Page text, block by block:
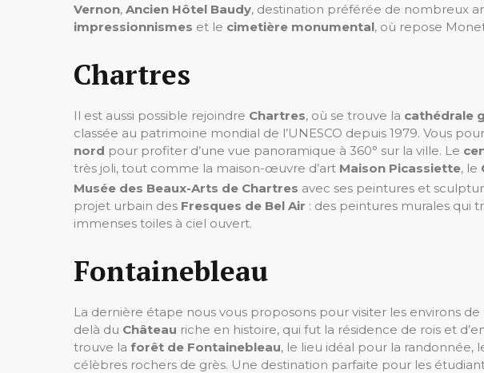
Vernon, Ancien Hôtel Baudy, destination préférée de nombreux
impressionnismes et le cimetière monumental, où repose
Chartres
Il est aussi possible rejoindre Chartres, où se trouve la cathédrale
classée au patrimoine mondial de l’UNESCO depuis 1979. Vous
nord pour profiter d’une vue panoramique à 360° sur la ville. Le
très joli, tout comme la maison-œuvre d’art Maison Picassiette, le
Musée des Beaux-Arts de Chartres avec ses peintures et
projet urbain des Fresques de Bel Air : des peintures murales qui
immenses toiles à ciel ouvert.
Fontainebleau
La dernière étape nous vous proposons pour visiter les environs de
delà du Château riche en histoire, qui fut la résidence de rois et
trouve la forêt de Fontainebleau, le lieu idéal pour la randonnée,
célèbres rochers de grès. Une destination parfaite pour les